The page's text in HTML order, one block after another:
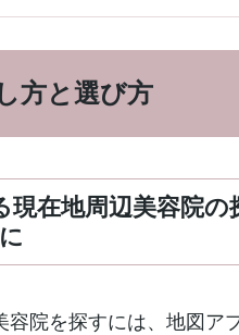
方と選び方
在地周辺美容院
院を探すには、地図ア